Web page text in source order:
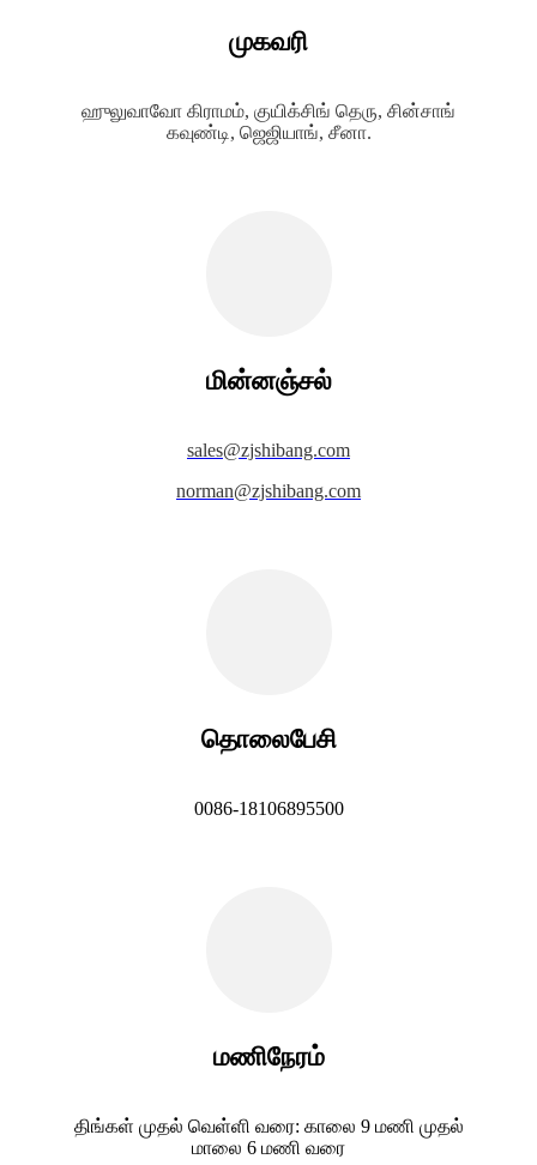
முகவரி
ஹுலுவாவோ கிராமம், குயிக்சிங் தெரு, சின்சாங்
கவுண்டி, ஜெஜியாங், சீனா.
மின்னஞ்சல்
sales@zjshibang.com
norman@zjshibang.com
தொலைபேசி
0086-18106895500
மணிநேரம்
திங்கள் முதல் வெள்ளி வரை: காலை 9 மணி முதல்
மாலை 6 மணி வரை